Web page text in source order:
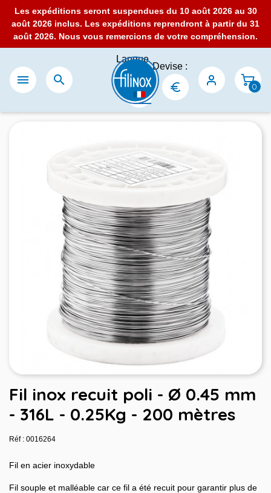
Les expéditions seront suspendues du 10 août 2026 au 30
août 2026 inclus. Les expéditions reprendront à partir du 31
août 2026. Nous vous remercions de votre compréhension.
 
Langue
:
Devise :
0
Fil inox recuit poli - Ø 0.45 mm
- 316L - 0.25Kg - 200 mètres
Réf : 0016264
Fil en acier inoxydable
Fil souple et malléable car ce fil a été recuit pour garantir plus de